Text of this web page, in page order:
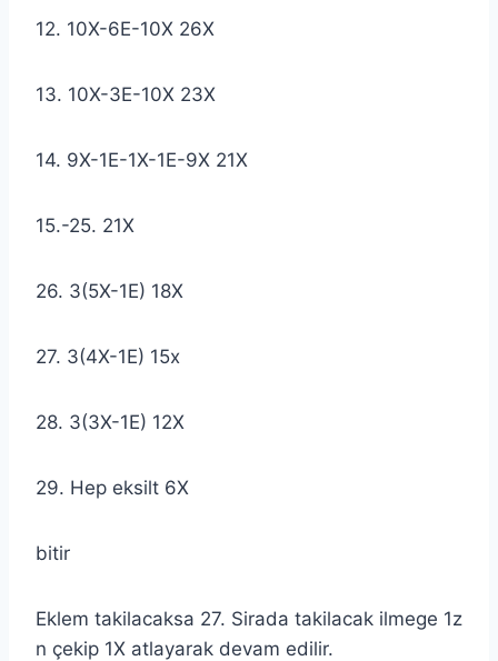
12. 10X-6E-10X 26X
13. 10X-3E-10X 23X
14. 9X-1E-1X-1E-9X 21X
15.-25. 21X
26. 3(5X-1E) 18X
27. 3(4X-1E) 15x
28. 3(3X-1E) 12X
29. Hep eksilt 6X
bitir
Eklem takilacaksa 27. Sirada takilacak ilmege 1z
n çekip 1X atlayarak devam edilir.